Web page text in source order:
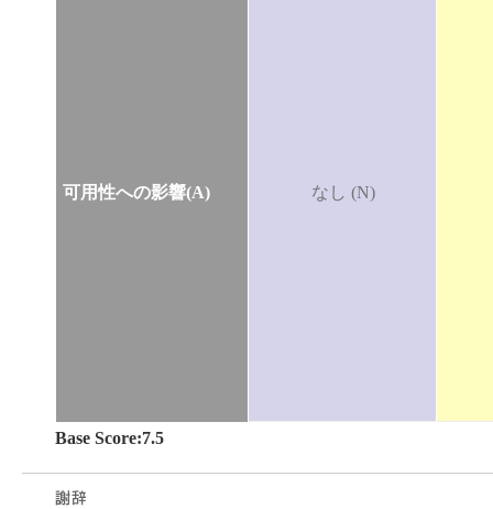
可用性への影響(A) なし (N)
Base Score:7.5